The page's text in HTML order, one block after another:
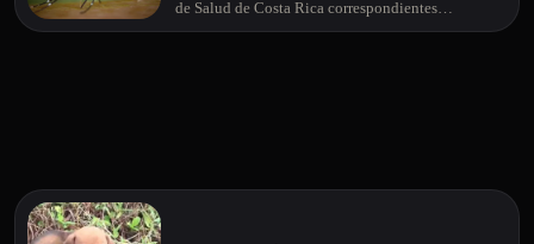
de Salud de Costa Rica correspondientes…